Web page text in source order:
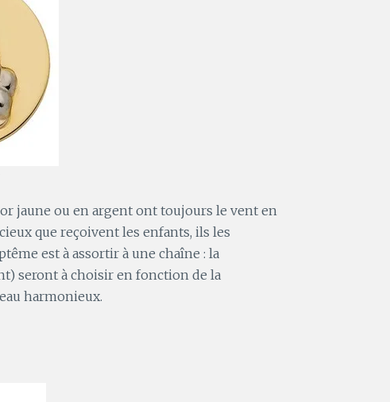
jaune ou en argent ont toujours le vent en
que reçoivent les enfants, ils les
est à assortir à une chaîne : la
seront à choisir en fonction de la
harmonieux.